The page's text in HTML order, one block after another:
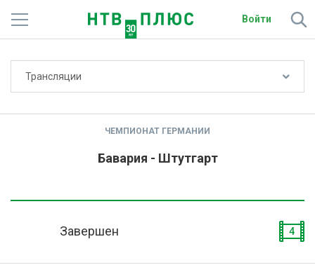
Войти
Трансляции
ЧЕМПИОНАТ ГЕРМАНИИ
Бавария - Штутгарт
Завершен 4